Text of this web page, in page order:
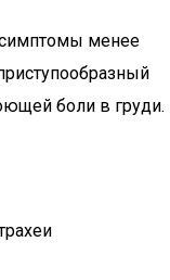
менее
боли в груди.